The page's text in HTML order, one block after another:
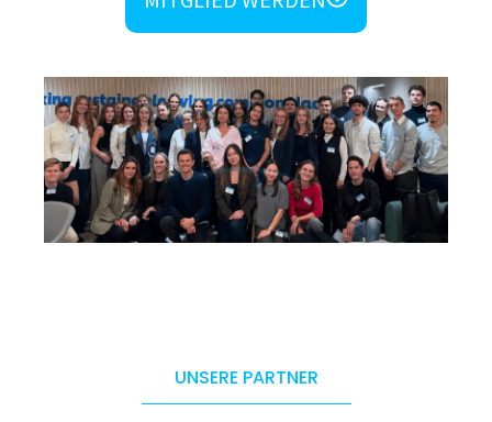
UNSERE PARTNER